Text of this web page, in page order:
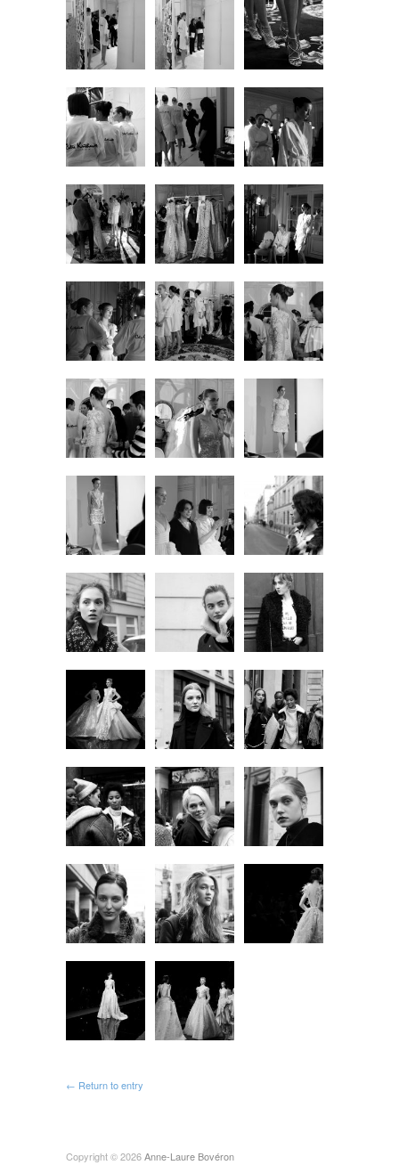
← Return to entry
Copyright © 2026Anne-Laure Bovéron